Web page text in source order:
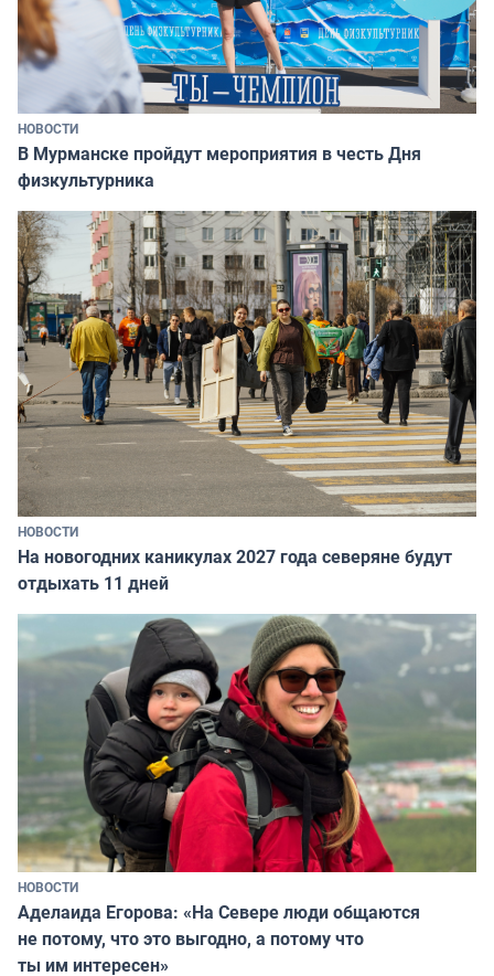
НОВОСТИ
В Мурманске пройдут мероприятия в честь Дня
физкультурника
НОВОСТИ
На новогодних каникулах 2027 года северяне будут
отдыхать 11 дней
НОВОСТИ
Аделаида Егорова: «На Севере люди общаются
не потому, что это выгодно, а потому что
ты им интересен»